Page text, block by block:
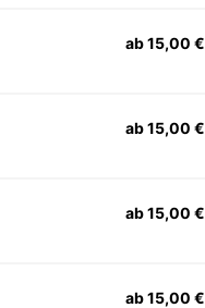
ab 15,00 €
ab 15,00 €
ab 15,00 €
ab 15,00 €